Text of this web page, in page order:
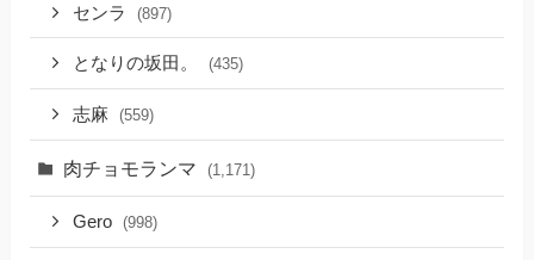
センラ (897)
となりの坂田。 (435)
志麻 (559)
肉チョモランマ (1,171)
Gero (998)